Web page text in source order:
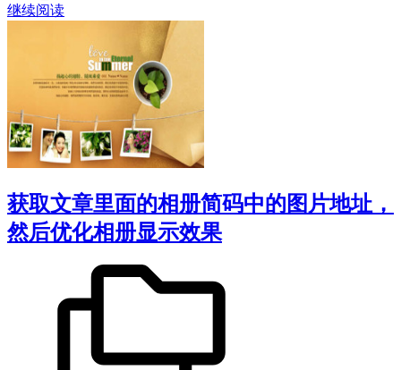
继续阅读
获取文章里面的相册简码中的图片地址，
然后优化相册显示效果